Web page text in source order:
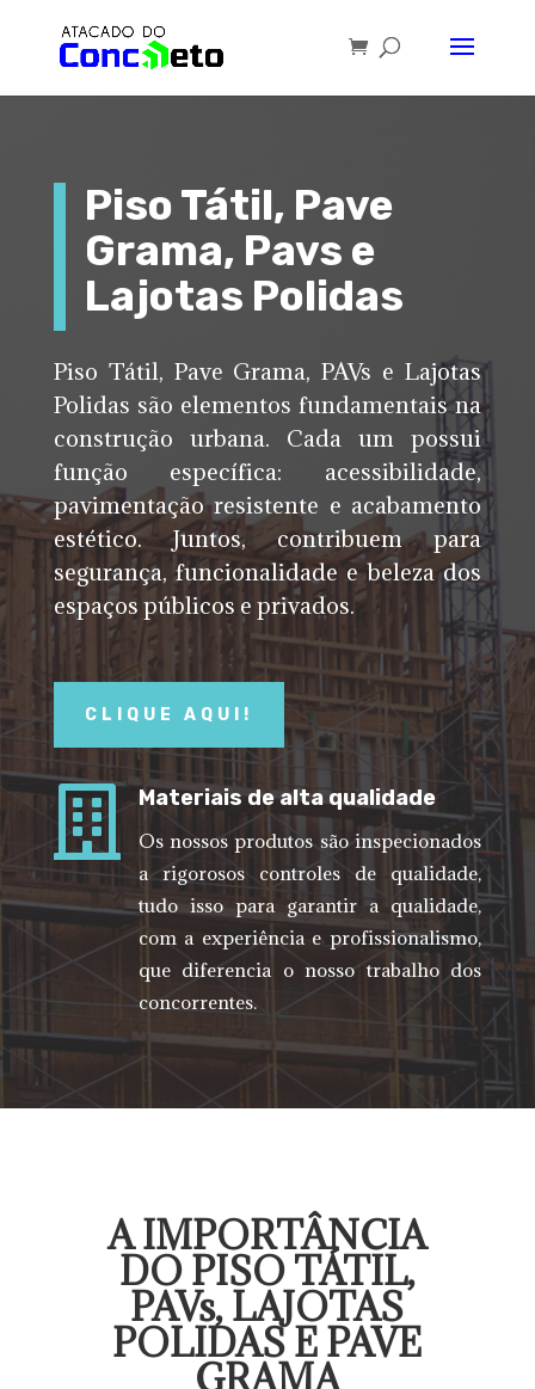
Piso Tátil, Pave
Grama, Pavs e
Lajotas Polidas
Piso Tátil, Pave Grama, PAVs e Lajotas
Polidas são elementos fundamentais na
construção urbana. Cada um possui
função específica: acessibilidade,
pavimentação resistente e acabamento
estético. Juntos, contribuem para
segurança, funcionalidade e beleza dos
espaços públicos e privados.
CLIQUE AQUI!
 Materiais de alta qualidade
Os nossos produtos são inspecionados
a rigorosos controles de qualidade,
tudo isso para garantir a qualidade,
com a experiência e profissionalismo,
que diferencia o nosso trabalho dos
concorrentes.
A IMPORTÂNCIA
DO PISO TÁTIL,
PAVs, LAJOTAS
POLIDAS E PAVE
GRAMA